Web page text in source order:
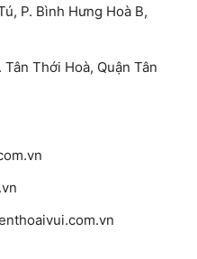
P. Bình Hưng Hoà B,
Thới Hoà, Quận Tân